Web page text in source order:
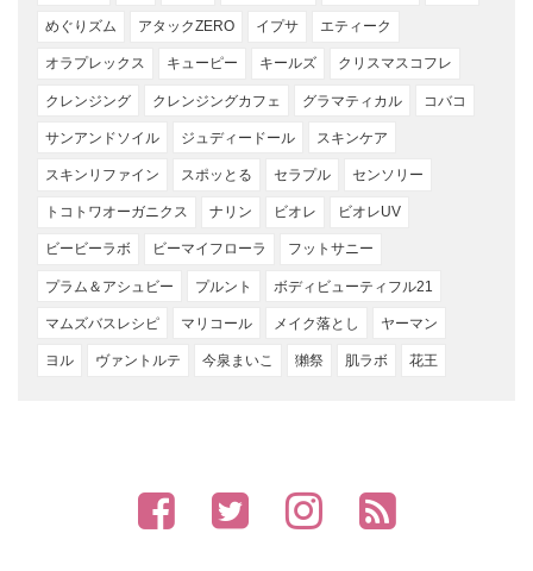
めぐりズム アタックZERO イプサ エティーク
オラプレックス キューピー キールズ クリスマスコフレ
クレンジング クレンジングカフェ グラマティカル コバコ
サンアンドソイル ジュディードール スキンケア
スキンリファイン スポッとる セラプル センソリー
トコトワオーガニクス ナリン ビオレ ビオレUV
ビービーラボ ビーマイフローラ フットサニー
プラム＆アシュビー プルント ボディビューティフル21
マムズバスレシピ マリコール メイク落とし ヤーマン
ヨル ヴァントルテ 今泉まいこ 獺祭 肌ラボ 花王